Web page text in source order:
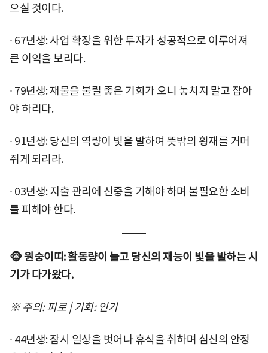
으실 것이다.
∙ 67년생: 사업 확장을 위한 투자가 성공적으로 이루어져
큰 이익을 보리다.
∙ 79년생: 재물을 불릴 좋은 기회가 오니 놓치지 말고 잡아
야 하리다.
∙ 91년생: 당신의 역량이 빛을 발하여 뜻밖의 횡재를 거머
쥐게 되리라.
∙ 03년생: 지출 관리에 신중을 기해야 하며 불필요한 소비
를 피해야 한다.
🐵 원숭이띠: 활동량이 늘고 당신의 재능이 빛을 발하는 시
기가 다가왔다.
※ 주의: 피로 | 기회: 인기
∙ 44년생: 잠시 일상을 벗어나 휴식을 취하며 심신의 안정